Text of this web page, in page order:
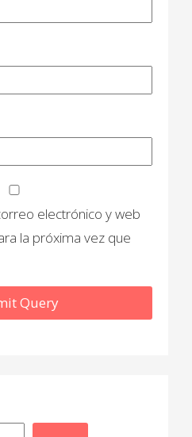
electrónico y web
la próxima vez que